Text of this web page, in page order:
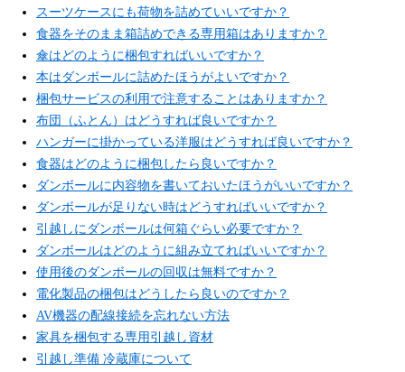
スーツケースにも荷物を詰めていいですか？
食器をそのまま箱詰めできる専用箱はありますか？
傘はどのように梱包すればいいですか？
本はダンボールに詰めたほうがよいですか？
梱包サービスの利用で注意することはありますか？
布団（ふとん）はどうすれば良いですか？
ハンガーに掛かっている洋服はどうすれば良いですか？
食器はどのように梱包したら良いですか？
ダンボールに内容物を書いておいたほうがいいですか？
ダンボールが足りない時はどうすればいいですか？
引越しにダンボールは何箱ぐらい必要ですか？
ダンボールはどのように組み立てればいいですか？
使用後のダンボールの回収は無料ですか？
電化製品の梱包はどうしたら良いのですか？
AV機器の配線接続を忘れない方法
家具を梱包する専用引越し資材
引越し準備 冷蔵庫について